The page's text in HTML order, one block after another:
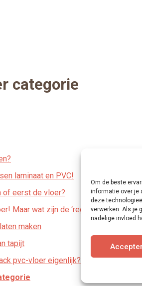
Om de beste
informatie over je
deze
verwerken. Als je
nadelige invloed
categorie
laminaat en PVC!
of eerst de vloer?
Maar wat zijn de ‘regels’?
maken
tapijt
pvc-vloer eigenlijk?